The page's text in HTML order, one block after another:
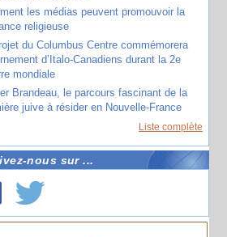
les médias peuvent promouvoir la
religieuse
du Columbus Centre commémorera
d’Italo-Canadiens durant la 2e
mondiale
Brandeau, le parcours fascinant de la
juive à résider en Nouvelle-France
Liste complète
nous sur ...